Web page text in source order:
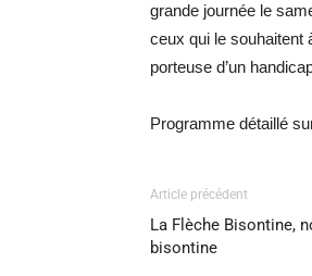
grande journée le
ceux qui le souhaitent
porteuse d’un
Programme détaillé
Article précédent
La Flèche Bisontine,
bisontine